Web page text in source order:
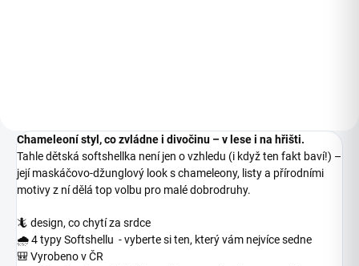
Chameleoní styl, co zvládne i divočinu – v lese i na hřišti.
Tahle dětská softshellka není jen o vzhledu (i když ten fakt baví!) –
její maskáčovo-džunglový look s chameleony, listy a přírodními
motivy z ní dělá top volbu pro malé dobrodruhy.
🦎 design, co chytí za srdce
🌧️ 4 typy Softshellu - vyberte si ten, který vám nejvíce sedne
🎒 Vyrobeno v ČR